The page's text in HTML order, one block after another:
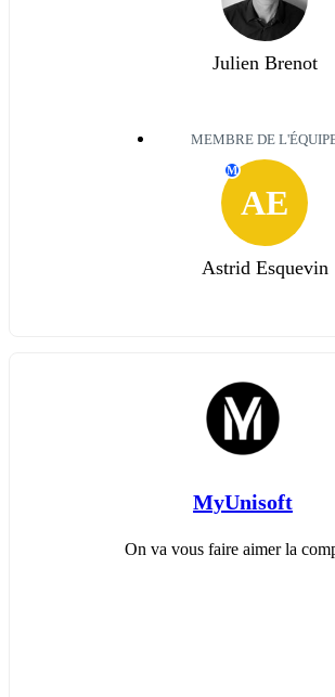
Julien Brenot
MEMBRE DE
AE
M
Astrid Esquevin
MyUnisoft
On va vous faire aimer la